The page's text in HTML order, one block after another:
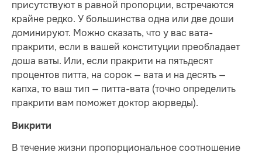
присутствуют в равной пропорции, встречаются
крайне редко. У большинства одна или две доши
доминируют. Можно сказать, что у вас вата-
пракрити, если в вашей конституции преобладает
доша ваты. Или, если пракрити на пятьдесят
процентов питта, на сорок — вата и на десять —
капха, то ваш тип — питта-вата (точно определить
пракрити вам поможет доктор аюрведы).
Викрити
В течение жизни пропорциональное соотношение